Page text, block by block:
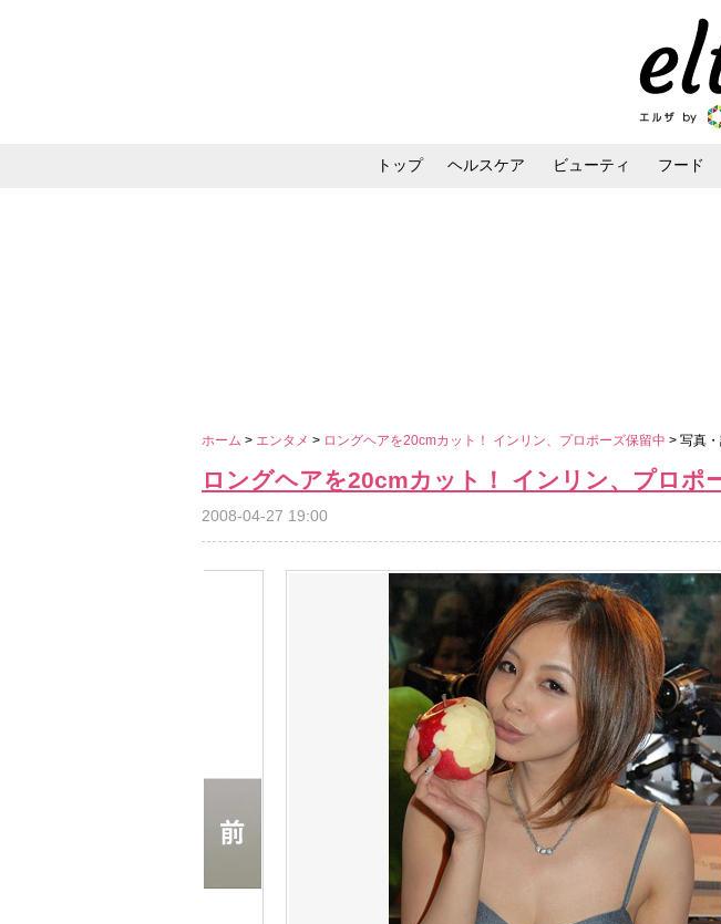
トップ ヘルスケア ビューティ フード
ホーム > エンタメ > ロングヘアを20cmカット！ インリン、プロポーズ保留中 > 写真
ロングヘアを20cmカット！ インリン、プロポ
2008-04-27 19:00